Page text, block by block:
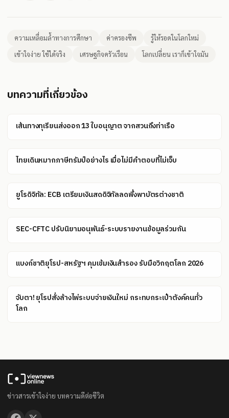
ความเหลื่อมล้ำทางการศึกษา ค่าครองชีพ
รู้ให้รอดในโลกใหม่
เข้าใจง่าย ใช้ได้จริง
เศรษฐกิจครัวเรือน โลกเปลี่ยน เราก็เข้าใจมัน
บทความที่เกี่ยวข้อง
เส้นทางทุเรียนส่งออก 13 ใบอนุญาต จากสวนถึงท่าเรือ
ไทยเดินหมากภาษีทรัมป์อย่างไร เมื่อไม่มีคำตอบที่ไม่เจ็บ
ยูโรดิจิทัล: ECB เตรียมเงินสดดิจิทัลลดพึ่งพาบัตรต่างชาติ
SEC-CFTC ปรับนิยามอนุพันธ์-ระบบรายงานข้อมูลร่วมกัน
แบงก์ชาติยุโรป-สหรัฐฯ คุมเข้มเงินสำรอง รับมือวิกฤตโลก 2026
จับตา! ยุโรปสั่งล้างไพ่ระบบจ่ายเงินใหม่ กระทบกระเป๋าตังค์คนทั่ว
โลก
ข่าวสารเข้าใจง่าย บทความดีต่อชีวิต